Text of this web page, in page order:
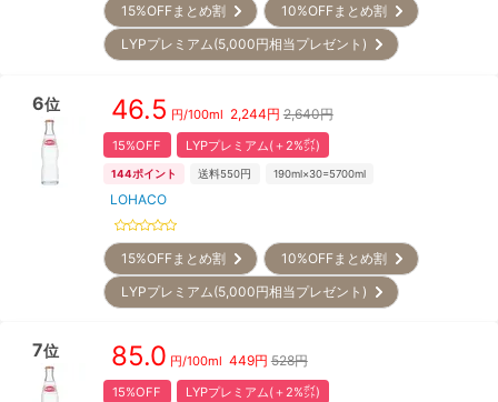
15%OFFまとめ割
10%OFFまとめ割
LYPプレミアム(5,000円相当プレゼント)
6位 46.5 円/100ml 2,244円 2,640円
15%OFF LYPプレミアム(＋2%㌽)
144ポイント 送料550円 190ml×30=5700ml
LOHACO
15%OFFまとめ割
10%OFFまとめ割
LYPプレミアム(5,000円相当プレゼント)
7位 85.0 円/100ml 449円 528円
15%OFF LYPプレミアム(＋2%㌽)